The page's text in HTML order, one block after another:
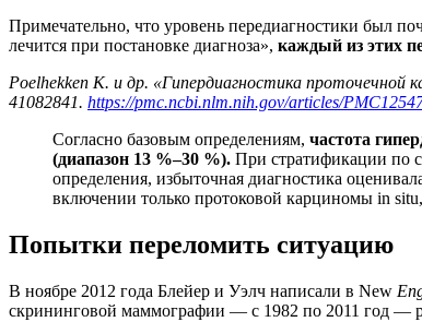
Примечательно, что уровень передиагностики был
лечится при постановке диагноза», каждый из этих
Poelhekken K. и др. «Гипердиагностика проточечной
41082841. https://pmc.ncbi.nlm.nih.gov/articles/
Согласно базовым определениям, частота
(диапазон 13 %–30 %). При стратификации по
определения, избыточная диагностика
включении только протоковой карциномы in
Попытки переломить ситуацию
В ноябре 2012 года Блейер и Уэлч написали в New
скрининговой маммографии — с 1982 по 2011 год —